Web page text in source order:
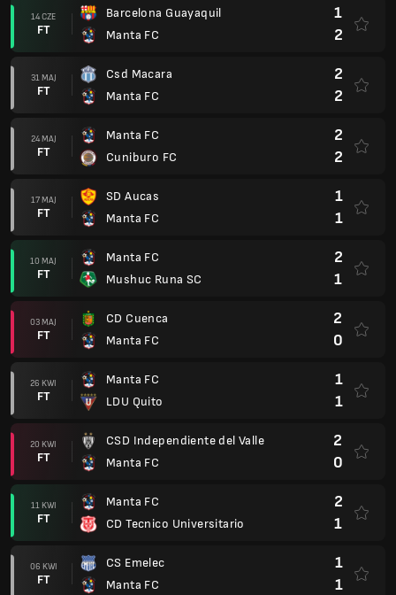
14 CZE
FT
Barcelona Guayaquil
Manta FC
1
2
31 MAJ
FT
Csd Macara
Manta FC
2
2
24 MAJ
FT
Manta FC
Cuniburo FC
2
2
17 MAJ
FT
SD Aucas
Manta FC
1
1
10 MAJ
FT
Manta FC
Mushuc Runa SC
2
1
03 MAJ
FT
CD Cuenca
Manta FC
2
0
26 KWI
FT
Manta FC
LDU Quito
1
1
20 KWI
FT
CSD Independiente del Valle
Manta FC
2
0
11 KWI
FT
Manta FC
CD Tecnico Universitario
2
1
06 KWI
FT
CS Emelec
Manta FC
1
1